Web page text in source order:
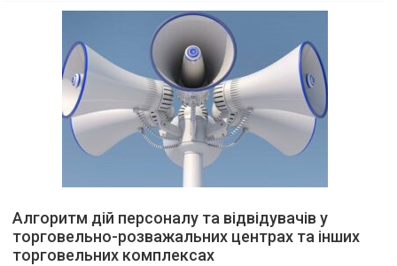
Алгоритм дій персоналу та відвідувачів у
торговельно-розважальних центрах та інших
торговельних комплексах